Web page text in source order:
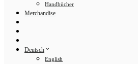
Handbücher
Merchandise
Deutsch
English